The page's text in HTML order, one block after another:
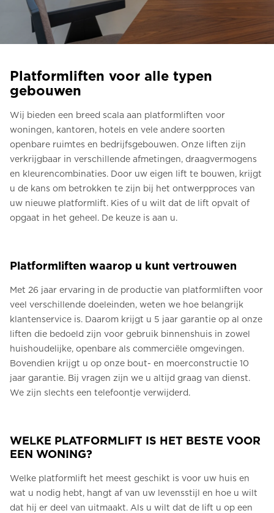
Bestel een Digital HomeKit
Vraag om een prijsraming
Aanmelden voor nieuwsbrief
FAQ
Neem contact op
NL
Platformliften voor alle typen
gebouwen
Wij bieden een breed scala aan platformliften voor
woningen, kantoren, hotels en vele andere soorten
openbare ruimtes en bedrijfsgebouwen. Onze liften zijn
verkrijgbaar in verschillende afmetingen, draagvermogens
en kleurencombinaties. Door uw eigen lift te bouwen, krijgt
u de kans om betrokken te zijn bij het ontwerpproces van
uw nieuwe platformlift. Kies of u wilt dat de lift opvalt of
opgaat in het geheel. De keuze is aan u.
Platformliften waarop u kunt vertrouwen
Met 26 jaar ervaring in de productie van platformliften voor
veel verschillende doeleinden, weten we hoe belangrijk
klantenservice is. Daarom krijgt u 5 jaar garantie op al onze
liften die bedoeld zijn voor gebruik binnenshuis in zowel
huishoudelijke, openbare als commerciële omgevingen.
Bovendien krijgt u op onze bout- en moerconstructie 10
jaar garantie. Bij vragen zijn we u altijd graag van dienst.
We zijn slechts een telefoontje verwijderd.
WELKE PLATFORMLIFT IS HET BESTE VOOR
EEN WONING?
Welke platformlift het meest geschikt is voor uw huis en
wat u nodig hebt, hangt af van uw levensstijl en hoe u wilt
dat hij er deel van uitmaakt. Als u wilt dat de lift u op een